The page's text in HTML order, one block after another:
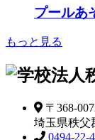
プールあ
もっと見る
〒368-
埼玉県秩父
0494-22-